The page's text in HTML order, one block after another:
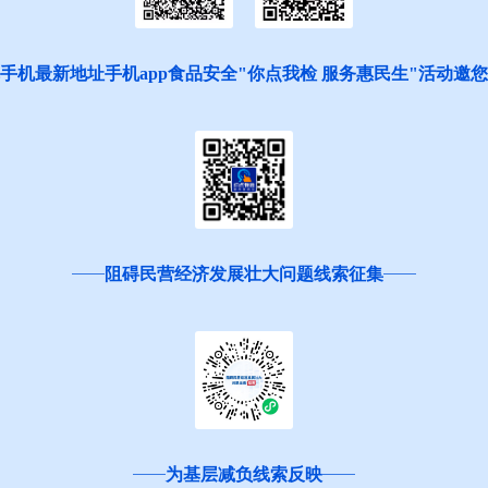
机最新地址手机app食品安全"你点我检 服务惠民生"活动邀
阻碍民营经济发展壮大问题线索征集
为基层减负线索反映